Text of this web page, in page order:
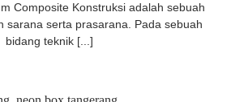
Composite Konstruksi adalah sebuah
sarana serta prasarana. Pada sebuah
bidang teknik [...]